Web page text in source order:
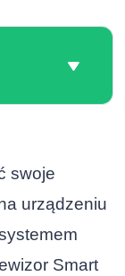
swoje
urządzeniu
Smart